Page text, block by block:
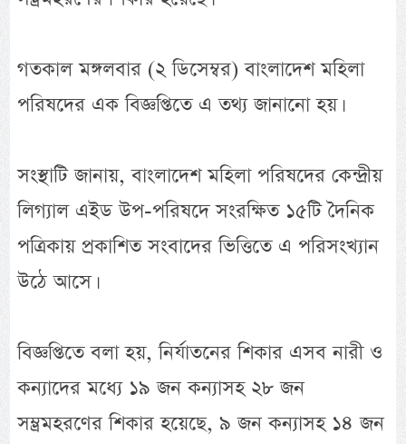
গতকাল মঙ্গলবার (২ ডিসেম্বর) বাংলাদেশ মহিলা
পরিষদের এক বিজ্ঞপ্তিতে এ তথ্য জানানো হয়।
সংস্থাটি জানায়, বাংলাদেশ মহিলা পরিষদের কেন্দ্রীয়
লিগ্যাল এইড উপ-পরিষদে সংরক্ষিত ১৫টি দৈনিক
পত্রিকায় প্রকাশিত সংবাদের ভিত্তিতে এ পরিসংখ্যান
উঠে আসে।
বিজ্ঞপ্তিতে বলা হয়, নির্যাতনের শিকার এসব নারী ও
কন্যাদের মধ্যে ১৯ জন কন্যাসহ ২৮ জন
সম্ভ্রমহরণের শিকার হয়েছে, ৯ জন কন্যাসহ ১৪ জন